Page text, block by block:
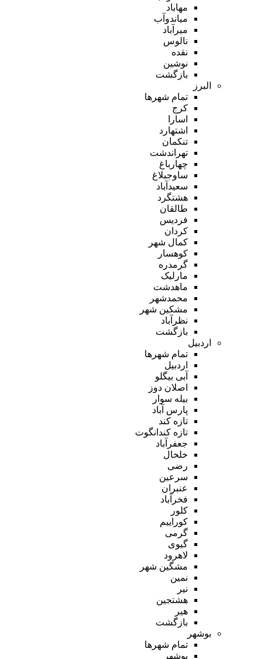
مهاباد
میاندوآب
میرآباد
نالوس
نقده
نوشین
بازگشت
البرز
تمام شهر‌ها
کرج
اسارا
اشتهارد
تنکمان
تهراندشت
چهارباغ
ساوجبلاغ
سعیدآباد
هشتگرد
طالقان
فردیس
کردان
کمال شهر
کوهسار
گرمدره
مارلیک
ماهدشت
محمدشهر
مشکین شهر
نظرآباد
بازگشت
اردبیل
تمام شهر‌ها
اردبیل
آبی بیگلو
اصلان دوز
بیله سوار
پارس آباد
تازه کند
تازه کندانگوت
جعفرآباد
خلخال
رضی
سرعین
عنبران
فخرآباد
کلور
کوراییم
گرمی
گیوی
لاهرود
مشگین شهر
نمین
نیر
هشتجین
هیر
بازگشت
بوشهر
تمام شهر‌ها
بوشهر